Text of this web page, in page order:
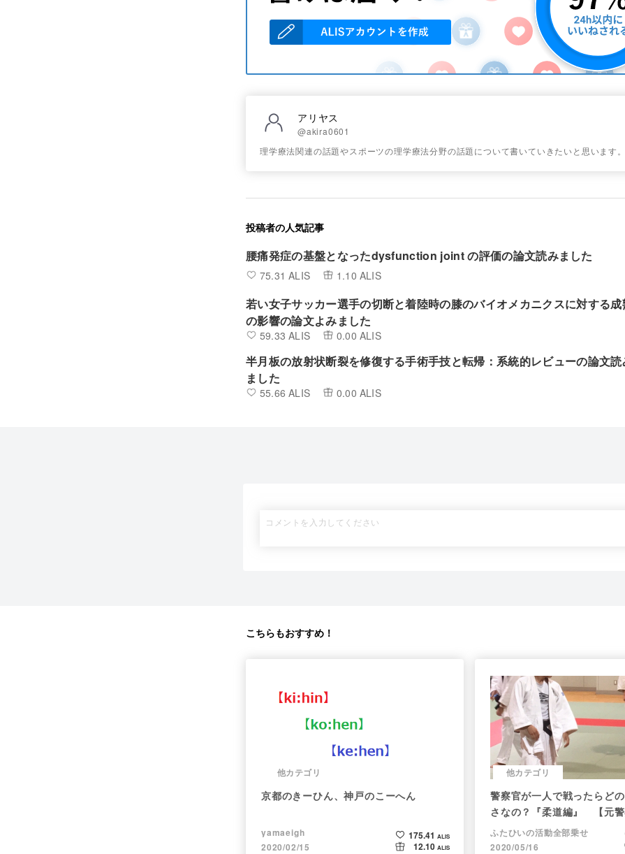
アリヤス
@akira0601
理学療法関連の話題やスポーツの理学療法分野の話題について書いていきたいと思います。
投稿者の人気記事
腰痛発症の基盤となったdysfunction joint の評価の論文読みました
75.31 ALIS 1.10 ALIS
若い女子サッカー選手の切断と着陸時の膝のバイオメカニクスに対する成
の影響の論文よみました
59.33 ALIS 0.00 ALIS
半月板の放射状断裂を修復する手術手技と転帰：系統的レビューの論文読
ました
55.66 ALIS 0.00 ALIS
こちらもおすすめ！
他カテゴリ
京都のきーひん、神戸のこーへん
yamaeigh
2020/02/15
175.41 ALIS
12.10 ALIS
他カテゴリ
警察官が一人で戦ったらど
さなの？『柔道編』 【元
で回答】
ふたひいの活動全部乗せ
2020/05/16